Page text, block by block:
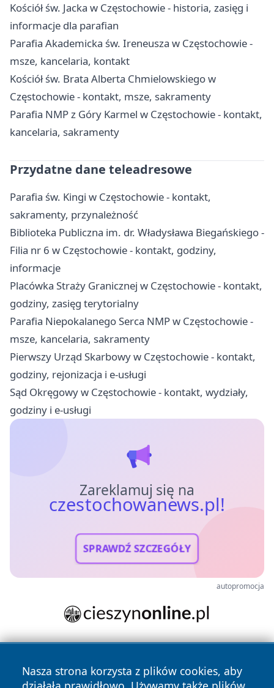
Kościół św. Jacka w Częstochowie - historia, zasięg i
informacje dla parafian
Parafia Akademicka św. Ireneusza w Częstochowie -
msze, kancelaria, kontakt
Kościół św. Brata Alberta Chmielowskiego w
Częstochowie - kontakt, msze, sakramenty
Parafia NMP z Góry Karmel w Częstochowie - kontakt,
kancelaria, sakramenty
Przydatne dane teleadresowe
Parafia św. Kingi w Częstochowie - kontakt,
sakramenty, przynależność
Biblioteka Publiczna im. dr. Władysława Biegańskiego -
Filia nr 6 w Częstochowie - kontakt, godziny,
informacje
Placówka Straży Granicznej w Częstochowie - kontakt,
godziny, zasięg terytorialny
Parafia Niepokalanego Serca NMP w Częstochowie -
msze, kancelaria, sakramenty
Pierwszy Urząd Skarbowy w Częstochowie - kontakt,
godziny, rejonizacja i e-usługi
Sąd Okręgowy w Częstochowie - kontakt, wydziały,
godziny i e-usługi
Zareklamuj się na
czestochowanews.pl!
SPRAWDŹ SZCZEGÓŁY
autopromocja
Nasza strona korzysta z plików cookies, aby